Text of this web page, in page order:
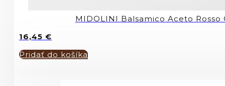
MIDOLINI Balsamico Aceto Rosso
16,45 €
Pridať do košíka